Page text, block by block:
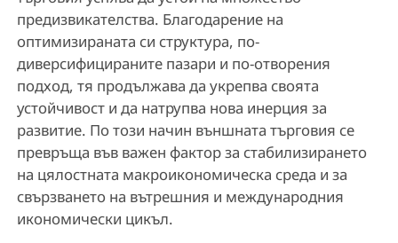
предизвикателства. Благодарение на
оптимизираната си структура, по-
диверсифицираните пазари и по-отворения
подход, тя продължава да укрепва своята
устойчивост и да натрупва нова инерция за
развитие. По този начин външната търговия се
превръща във важен фактор за стабилизирането
на цялостната макроикономическа среда и за
свързването на вътрешния и международния
икономически цикъл.